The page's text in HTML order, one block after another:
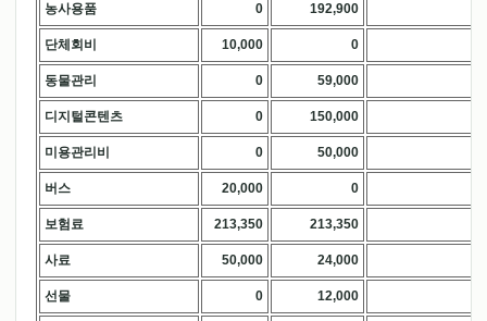
농사용품 0 192,900
단체회비 10,000 0
동물관리 0 59,000
디지털콘텐츠 0 150,000
미용관리비 0 50,000
버스 20,000 0
보험료 213,350 213,350
사료 50,000 24,000
선물 0 12,000